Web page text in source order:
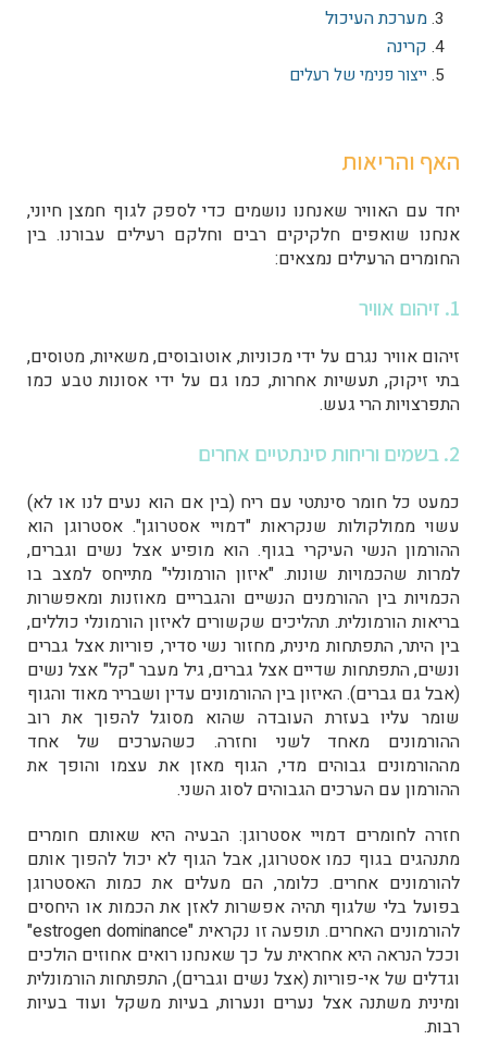
מערכת העיכול
קרינה
ייצור פנימי של רעלים
האף והריאות
יחד עם האוויר שאנחנו נושמים כדי לספק לגוף חמצן חיוני,
אנחנו שואפים חלקיקים רבים וחלקם רעילים עבורנו. בין
החומרים הרעילים נמצאים:
1. זיהום אוויר
זיהום אוויר נגרם על ידי מכוניות, אוטובוסים, משאיות, מטוסים,
בתי זיקוק, תעשיות אחרות, כמו גם על ידי אסונות טבע כמו
התפרצויות הרי געש.
2. בשמים וריחות סינתטיים אחרים
כמעט כל חומר סינתטי עם ריח (בין אם הוא נעים לנו או לא)
עשוי ממולקולות שנקראות "דמויי אסטרוגן". אסטרוגן הוא
ההורמון הנשי העיקרי בגוף. הוא מופיע אצל נשים וגברים,
למרות שהכמויות שונות. "איזון הורמונלי" מתייחס למצב בו
הכמויות בין ההורמנים הנשיים והגבריים מאוזנות ומאפשרות
בריאות הורמונלית. תהליכים שקשורים לאיזון הורמונלי כוללים,
בין היתר, התפתחות מינית, מחזור נשי סדיר, פוריות אצל גברים
ונשים, התפתחות שדיים אצל גברים, גיל מעבר "קל" אצל נשים
(אבל גם גברים). האיזון בין ההורמונים עדין ושבריר מאוד והגוף
שומר עליו בעזרת העובדה שהוא מסוגל להפוך את רוב
ההורמונים מאחד לשני וחזרה. כשהערכים של אחד
מההורמונים גבוהים מדי, הגוף מאזן את עצמו והופך את
ההורמון עם הערכים הגבוהים לסוג השני.
חזרה לחומרים דמויי אסטרוגן: הבעיה היא שאותם חומרים
מתנהגים בגוף כמו אסטרוגן, אבל הגוף לא יכול להפוך אותם
להורמונים אחרים. כלומר, הם מעלים את כמות האסטרוגן
בפועל בלי שלגוף תהיה אפשרות לאזן את הכמות או היחסים
להורמונים האחרים. תופעה זו נקראית "estrogen dominance"
וככל הנראה היא אחראית על כך שאנחנו רואים אחוזים הולכים
וגדלים של אי-פוריות (אצל נשים וגברים), התפתחות הורמונלית
ומינית משתנה אצל נערים ונערות, בעיות משקל ועוד בעיות
רבות.